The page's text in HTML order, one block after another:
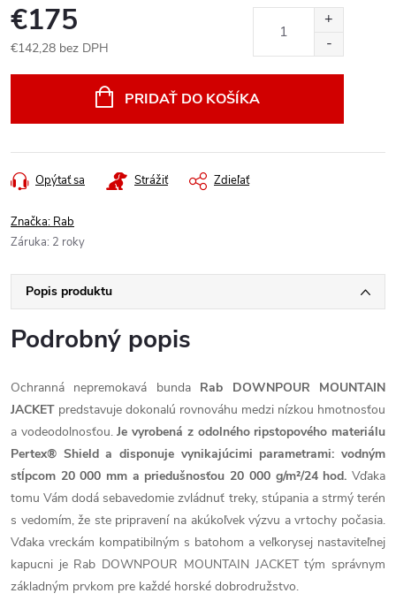
€175
€142,28 bez DPH
PRIDAŤ DO KOŠÍKA
Opýtať sa Strážiť Zdieľať
Značka: Rab
Záruka: 2 roky
Popis produktu
Podrobný popis
Ochranná nepremokavá bunda Rab DOWNPOUR MOUNTAIN
JACKET predstavuje dokonalú rovnováhu medzi nízkou hmotnosťou
a vodeodolnosťou.Je vyrobená z odolného ripstopového materiálu
Pertex® Shield a disponuje vynikajúcimi parametrami: vodným
stĺpcom 20 000 mm a priedušnosťou 20 000 g/m²/24 hod. Vďaka
tomu Vám dodá sebavedomie zvládnuť treky, stúpania a strmý terén
s vedomím, že ste pripravení na akúkoľvek výzvu a vrtochy počasia.
Vďaka vreckám kompatibilným s batohom a veľkorysej nastaviteľnej
kapucni je Rab DOWNPOUR MOUNTAIN JACKET tým správnym
základným prvkom pre každé horské dobrodružstvo.